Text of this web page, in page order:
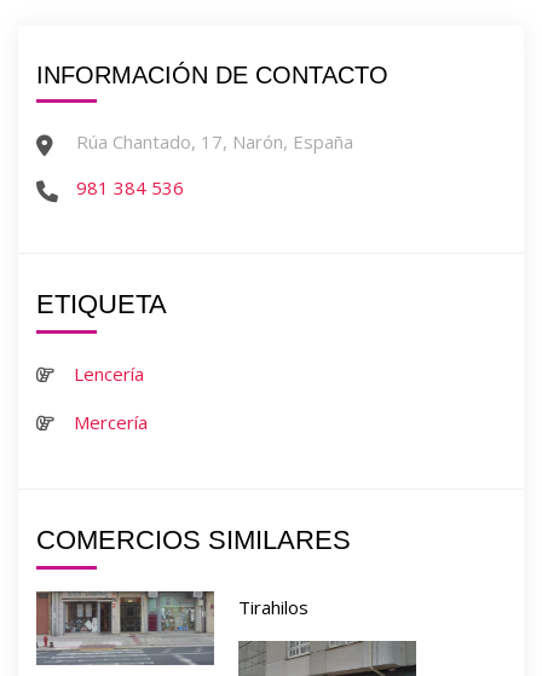
INFORMACIÓN DE CONTACTO
Rúa Chantado, 17, Narón, España
981 384 536
ETIQUETA
Lencería
Mercería
COMERCIOS SIMILARES
Tirahilos